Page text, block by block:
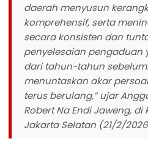
daerah menyusun
komprehensif, serta
secara konsisten dan
penyelesaian pengaduan
dari tahun-tahun
menuntaskan akar
terus berulang,” ujar
Robert Na Endi Jaweng,
Jakarta Selatan (21/2/